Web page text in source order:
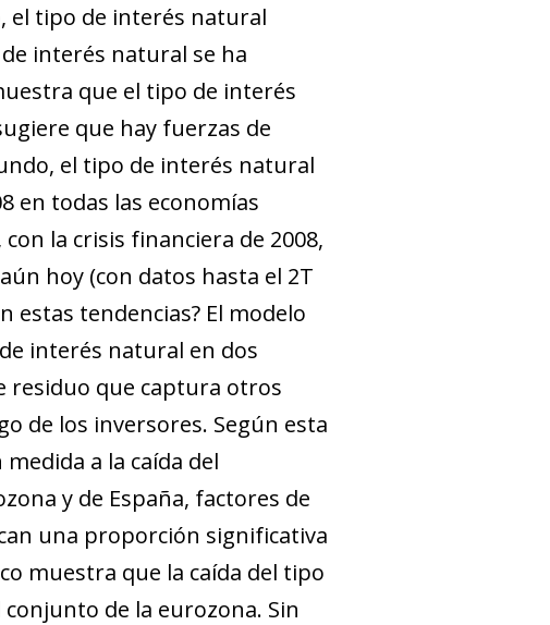
el tipo de interés natural
interés natural se ha
que el tipo de interés
que hay fuerzas de
el tipo de interés natural
en todas las economías
la crisis financiera de 2008,
hoy (con datos hasta el 2T
estas tendencias? El modelo
interés natural en dos
residuo que captura otros
de los in­­versores. Según esta
a la caída del
y de España, factores de
una proporción significativa
muestra que la caída del tipo
de la eurozona. Sin